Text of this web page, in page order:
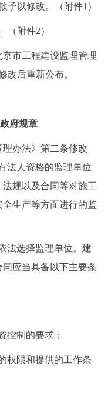
РУССКИЙ ЯЗЫК
回到顶部
以修改。（附件1）
附件2）
市工程建设监理管理
改后重新公布。
府规章
办法》第二条修改
法人资格的监理单位
规以及合同等对施工
生产等方面进行的监
选择监理单位。建
应当具备以下主要条
制的要求；
限和提供的工作条